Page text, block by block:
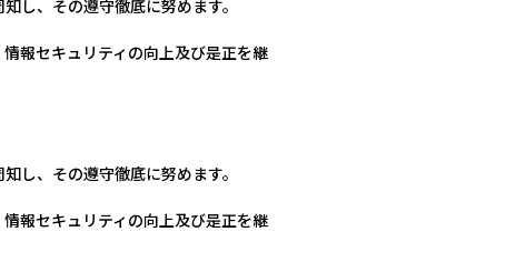
し、その遵守徹底に努めます。
報セキュリティの向上及び是正を継
し、その遵守徹底に努めます。
報セキュリティの向上及び是正を継